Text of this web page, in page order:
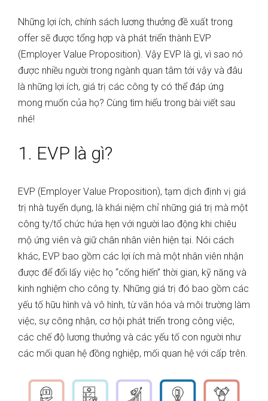
Những lợi ích, chính sách lương thưởng đề xuất trong
offer sẽ được tổng hợp và phát triển thành EVP
(Employer Value Proposition). Vậy EVP là gì, vì sao nó
được nhiều người trong ngành quan tâm tới vậy và đâu
là những lợi ích, giá trị các công ty có thể đáp ứng
mong muốn của họ? Cùng tìm hiểu trong bài viết sau
nhé!
1. EVP là gì?
EVP (Employer Value Proposition), tạm dịch định vị giá
trị nhà tuyển dụng, là khái niệm chỉ những giá trị mà một
công ty/tổ chức hứa hẹn với người lao động khi chiêu
mộ ứng viên và giữ chân nhân viên hiện tại. Nói cách
khác, EVP bao gồm các lợi ích mà một nhân viên nhận
được để đổi lấy việc họ “cống hiến” thời gian, kỹ năng và
kinh nghiệm cho công ty. Những giá trị đó bao gồm các
yếu tố hữu hình và vô hình, từ văn hóa và môi trường làm
việc, sự công nhận, cơ hội phát triển trong công việc,
các chế độ lương thưởng và các yếu tố con người như
các mối quan hệ đồng nghiệp, mối quan hệ với cấp trên.